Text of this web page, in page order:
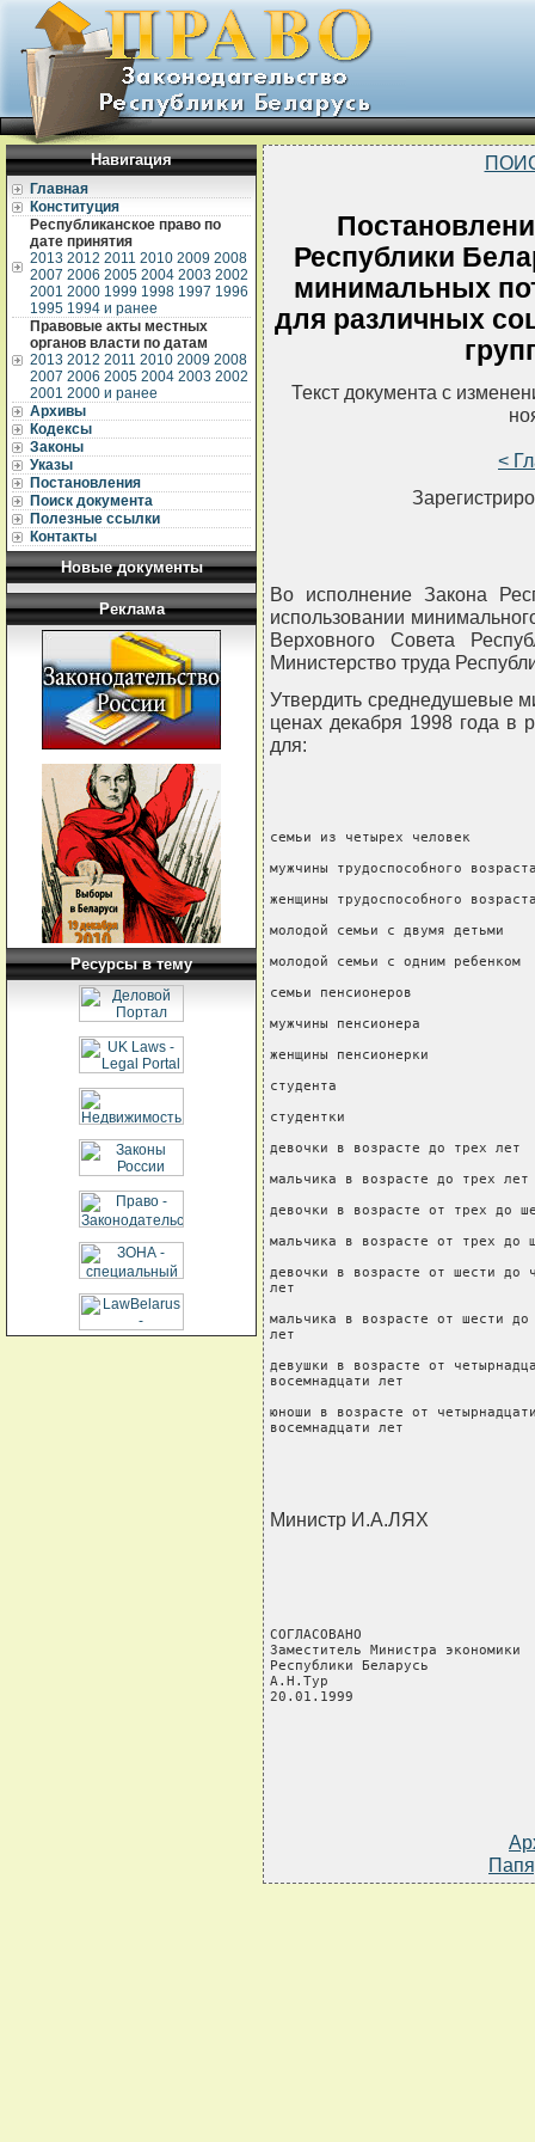
Навигация
Главная
Конституция
Республиканское право по
дате принятия
2013 2012 2011 2010 2009 2008
2007 2006 2005 2004 2003 2002
2001 2000 1999 1998 1997 1996
1995 1994 и ранее
Правовые акты местных
органов власти по датам
2013 2012 2011 2010 2009 2008
2007 2006 2005 2004 2003 2002
2001 2000 и ранее
Архивы
Кодексы
Законы
Указы
Постановления
Поиск документа
Полезные ссылки
Контакты
Новые документы
Реклама
Ресурсы в тему
Республики
минимальных
для различных
Текст документа с
<
Во исполнение Закона
использовании
Верховного Совета
Министерство труда
Утвердить среднедушевые
ценах декабря 1998 года в
для:
семьи из четырех человек
мужчины трудоспособного
женщины трудоспособного
молодой семьи с двумя
молодой семьи с одним
семьи пенсионеров
мужчины пенсионера
женщины пенсионерки
студента
студентки
девочки в возрасте до трех
мальчика в возрасте до
девочки в возрасте от трех
мальчика в возрасте от трех
девочки в возрасте от шести до
лет
мальчика в возрасте от шести до
лет
девушки в возрасте от
восемнадцати лет
юноши в возрасте от
восемнадцати лет
Министр И.А.ЛЯХ
СОГЛАСОВАНО
Заместитель Министра экономики
Республики Беларусь
А.Н.Тур
20.01.1999